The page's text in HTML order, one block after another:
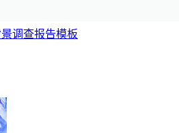
调查报告模板